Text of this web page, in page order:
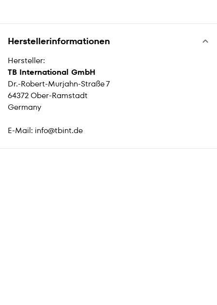
Herstellerinformationen
Hersteller:
TB International GmbH
Dr.-Robert-Murjahn-Straße 7
64372 Ober-Ramstadt
Germany
E-Mail: info@tbint.de